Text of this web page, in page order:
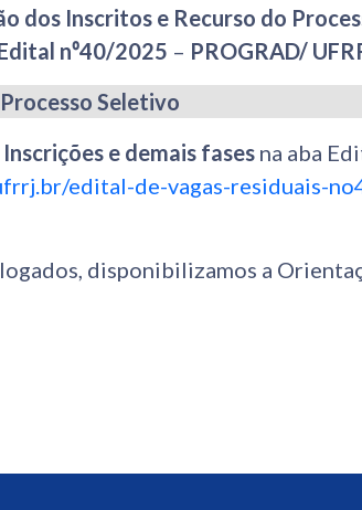
dos Inscritos e Recurso do
n⁰40/2025 – PROGRAD/
Seletivo
e demais fases na aba
edital-de-vagas-residuais-
disponibilizamos a